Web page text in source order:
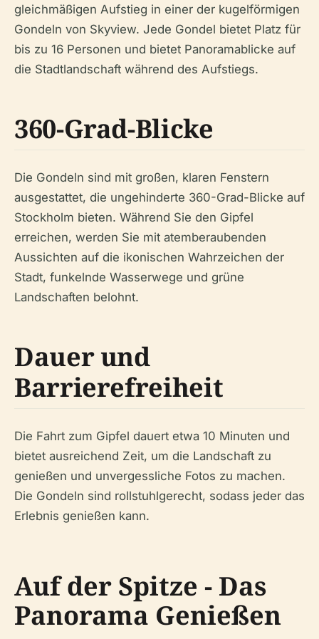
gleichmäßigen Aufstieg in einer der kugelförmigen
Gondeln von Skyview. Jede Gondel bietet Platz für
bis zu 16 Personen und bietet Panoramablicke auf
die Stadtlandschaft während des Aufstiegs.
360-Grad-Blicke
Die Gondeln sind mit großen, klaren Fenstern
ausgestattet, die ungehinderte 360-Grad-Blicke auf
Stockholm bieten. Während Sie den Gipfel
erreichen, werden Sie mit atemberaubenden
Aussichten auf die ikonischen Wahrzeichen der
Stadt, funkelnde Wasserwege und grüne
Landschaften belohnt.
Dauer und
Barrierefreiheit
Die Fahrt zum Gipfel dauert etwa 10 Minuten und
bietet ausreichend Zeit, um die Landschaft zu
genießen und unvergessliche Fotos zu machen.
Die Gondeln sind rollstuhlgerecht, sodass jeder das
Erlebnis genießen kann.
Auf der Spitze - Das
Panorama Genießen